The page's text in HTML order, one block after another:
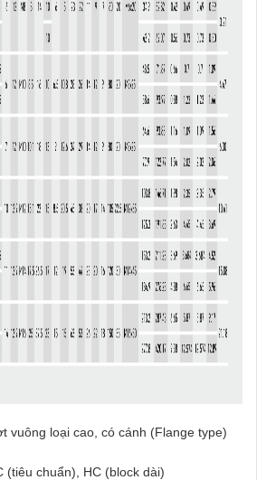
vuông loại cao, có cánh (Flange type)
(tiêu chuẩn), HC (block dài)